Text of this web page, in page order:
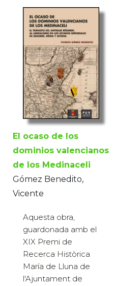
El ocaso de los
dominios valencianos
de los Medinaceli
Gómez Benedito,
Vicente
Aquesta obra,
guardonada amb el
XIX Premi de
Recerca Històrica
María de Lluna de
l'Ajuntament de